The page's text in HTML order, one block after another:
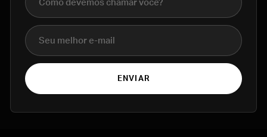
E-mail
ENVIAR